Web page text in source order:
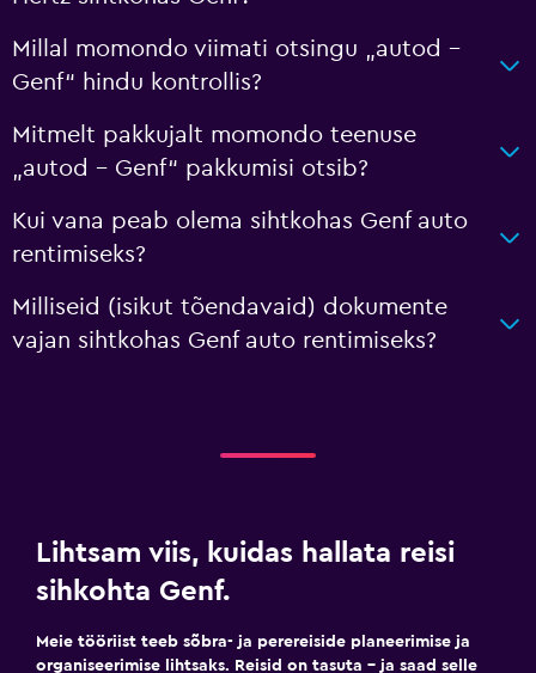
Millal momondo viimati otsingu „autod –
Genf“ hindu kontrollis?
Mitmelt pakkujalt momondo teenuse
„autod – Genf“ pakkumisi otsib?
Kui vana peab olema sihtkohas Genf auto
rentimiseks?
Milliseid (isikut tõendavaid) dokumente
vajan sihtkohas Genf auto rentimiseks?
Lihtsam viis, kuidas hallata reisi
sihkohta Genf.
Meie tööriist teeb sõbra- ja perereiside planeerimise ja
organiseerimise lihtsaks. Reisid on tasuta – ja saad selle